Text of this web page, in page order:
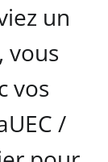
un
vous
vos
/